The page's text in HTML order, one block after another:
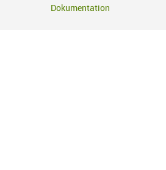
Dokumentation